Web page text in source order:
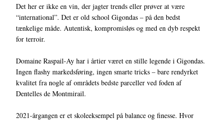
Det her er ikke en vin, der jagter trends eller prøver at være
“international”. Det er old school Gigondas – på den bedst
tænkelige måde. Autentisk, kompromisløs og med en dyb respekt
for terroir.
Domaine Raspail-Ay har i årtier været en stille legende i Gigondas.
Ingen flashy markedsføring, ingen smarte tricks – bare rendyrket
kvalitet fra nogle af områdets bedste parceller ved foden af
Dentelles de Montmirail.
2021-årgangen er et skoleeksempel på balance og finesse. Hvor